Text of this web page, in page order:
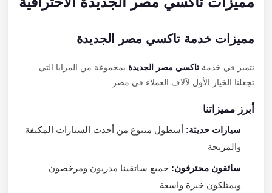
مميزات خدمة تاكسي مصر الجديدة
نتميز في خدمةتاكسي مصر الجديدةبمجموعة من المزايا التي
تجعلنا الخيار الأول لآلاف العملاء في مصر.
أبرز مميزاتنا
سيارات حديثة:أسطول متنوع من أحدث السيارات المكيفة
والمريحة
سائقون محترفون:جميع سائقينا مدربون ومرخصون
ويمتلكون خبرة واسعة